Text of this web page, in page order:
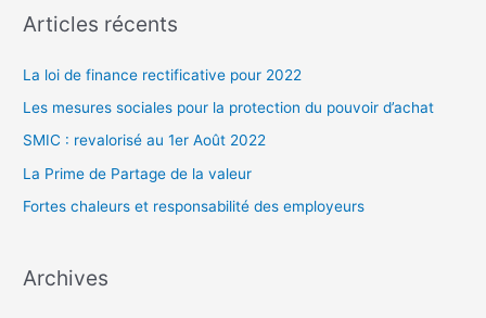
h
r
c
h
Articles récents
La loi de finance rectificative pour 2022
Les mesures sociales pour la protection du pouvoir d’achat
SMIC : revalorisé au 1er Août 2022
La Prime de Partage de la valeur
Fortes chaleurs et responsabilité des employeurs
Archives